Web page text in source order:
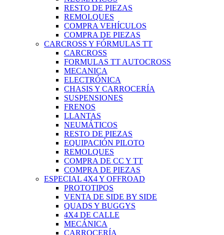
RESTO DE PIEZAS
REMOLQUES
COMPRA VEHÍCULOS
COMPRA DE PIEZAS
CARCROSS Y FÓRMULAS TT
CARCROSS
FORMULAS TT AUTOCROSS
MECANICA
ELECTRÓNICA
CHASIS Y CARROCERÍA
SUSPENSIONES
FRENOS
LLANTAS
NEUMÁTICOS
RESTO DE PIEZAS
EQUIPACIÓN PILOTO
REMOLQUES
COMPRA DE CC Y TT
COMPRA DE PIEZAS
ESPECIAL 4X4 Y OFFROAD
PROTOTIPOS
VENTA DE SIDE BY SIDE
QUADS Y BUGGYS
4X4 DE CALLE
MECÁNICA
CARROCERÍA